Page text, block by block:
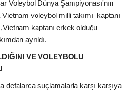
Voleybol Dünya Şampiyonası'nın
voleybol milli takımı kaptanı
kaptanı erkek olduğu
ayrıldı.
VE VOLEYBOLU
defalarca suçlamalarla karşı karşıya